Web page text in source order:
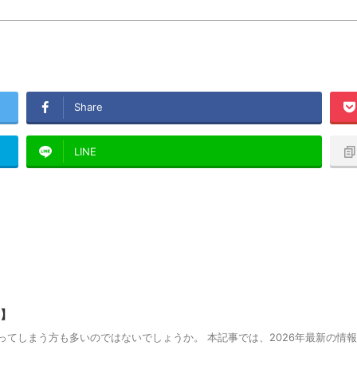
Share
LINE
しまう方も多いのではないでしょうか。 本記事では、2026年最新の情